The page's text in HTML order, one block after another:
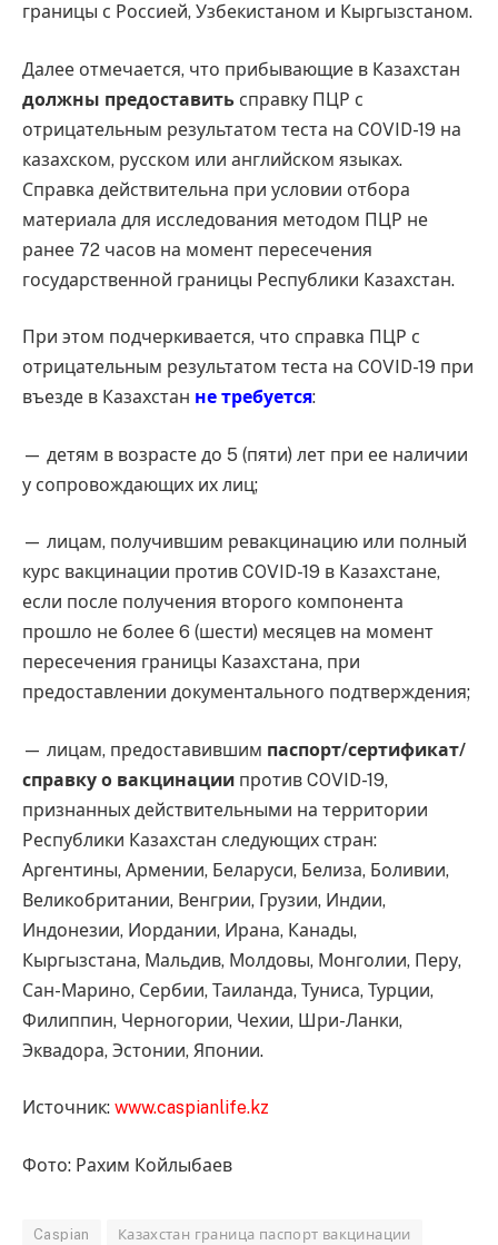
границы с Россией, Узбекистаном и Кыргызстаном.
Далее отмечается, что прибывающие в Казахстан
должны предоставить справку ПЦР с
отрицательным результатом теста на COVID-19 на
казахском, русском или английском языках.
Справка действительна при условии отбора
материала для исследования методом ПЦР не
ранее 72 часов на момент пересечения
государственной границы Республики Казахстан.
При этом подчеркивается, что справка ПЦР с
отрицательным результатом теста на COVID-19 при
въезде в Казахстан не требуется:
— детям в возрасте до 5 (пяти) лет при ее наличии
у сопровождающих их лиц;
— лицам, получившим ревакцинацию или полный
курс вакцинации против COVID-19 в Казахстане,
если после получения второго компонента
прошло не более 6 (шести) месяцев на момент
пересечения границы Казахстана, при
предоставлении документального подтверждения;
— лицам, предоставившим паспорт/сертификат/
справку о вакцинации против COVID-19,
признанных действительными на территории
Республики Казахстан следующих стран:
Аргентины, Армении, Беларуси, Белиза, Боливии,
Великобритании, Венгрии, Грузии, Индии,
Индонезии, Иордании, Ирана, Канады,
Кыргызстана, Мальдив, Молдовы, Монголии, Перу,
Сан-Марино, Сербии, Таиланда, Туниса, Турции,
Филиппин, Черногории, Чехии, Шри-Ланки,
Эквадора, Эстонии, Японии.
Источник: www.caspianlife.kz
Фото: Рахим Койлыбаев
Caspian Казахстан граница паспорт вакцинации